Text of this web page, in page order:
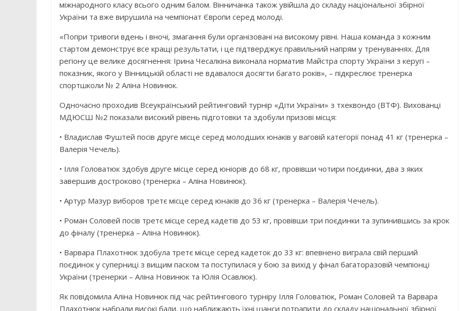
міжнародного класу всього одним балом. Вінничанка також увійшла до складу національної збірної
України та вже вирушила на чемпіонат Європи серед молоді.
«Попри тривоги вдень і вночі, змагання були організовані на високому рівні. Наша команда з кожним
стартом демонструє все кращі результати, і це підтверджує правильний напрям у тренуваннях. Для
регіону це велике досягнення: Ірина Чесалкіна виконала норматив Майстра спорту України з керугі –
показник, якого у Вінницькій області не вдавалося досягти багато років», – підкреслює тренерка
спортшколи № 2 Аліна Новинюк.
Одночасно проходив Всеукраїнський рейтинговий турнір «Діти України» з тхеквондо (ВТФ). Вихованці
МДЮСШ №2 показали високий рівень підготовки та здобули призові місця:
• Владислав Фуштей посів друге місце серед молодших юнаків у ваговій категорії понад 41 кг (тренерка –
Валерія Чечель).
• Ілля Головатюк здобув друге місце серед юніорів до 68 кг, провівши чотири поєдинки, два з яких
завершив достроково (тренерка – Аліна Новинюк).
• Артур Мазур виборов третє місце серед юнаків до 36 кг (тренерка – Валерія Чечель).
• Роман Соловей посів третє місце серед кадетів до 53 кг, провівши три поєдинки та зупинившись за крок
до фіналу (тренерка – Аліна Новинюк).
• Варвара Плахотнюк здобула третє місце серед кадеток до 33 кг: впевнено виграла свій перший
поєдинок у суперниці з вищим паском та поступилася у бою за вихід у фінал багаторазовій чемпіонці
України (тренерки – Аліна Новинюк та Юлія Осавлюк).
Як повідомила Аліна Новинюк під час рейтингового турніру Ілля Головатюк, Роман Соловей та Варвара
Плахотнюк набрали високі бали, що наближають їхні шанси потрапити до складу національної збірної